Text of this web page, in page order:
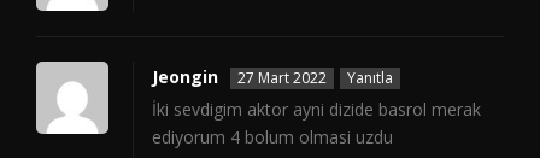
Jeongin 27 Mart 2022 Yanıtla
İki sevdigim aktor ayni dizide basrol merak
ediyorum 4 bolum olmasi uzdu